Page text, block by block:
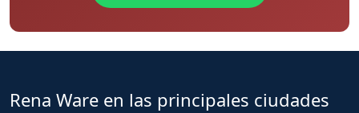
Rena Ware en las principales ciudades